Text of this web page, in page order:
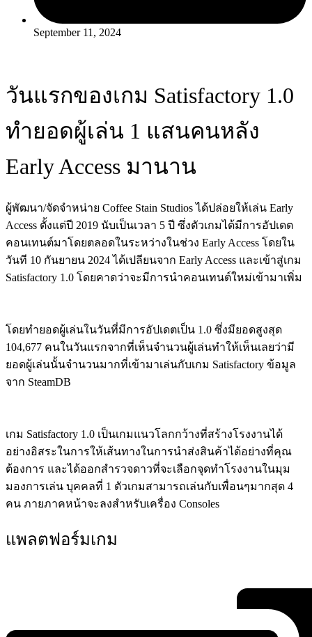
September 11, 2024
วันแรกของเกม Satisfactory 1.0
ทำยอดผู้เล่น 1 แสนคนหลัง
Early Access มานาน
ผู้พัฒนา/จัดจำหน่าย Coffee Stain Studios ได้ปล่อยให้เล่น Early
Access ตั้งแต่ปี 2019 นับเป็นเวลา 5 ปี ซึ่งตัวเกมได้มีการอัปเดต
คอนเทนต์มาโดยตลอดในระหว่างในช่วง Early Access โดยใน
วันที 10 กันยายน 2024 ได้เปลียนจาก Early Access และเข้าสู่เกม
Satisfactory 1.0 โดยคาดว่าจะมีการนำคอนเทนต์ใหม่เข้ามาเพิ่ม
โดยทำยอดผู้เล่นในวันที่มีการอัปเดตเป็น 1.0 ซึ่งมียอดสูงสุด
104,677 คนในวันแรกจากที่เห็นจำนวนผู้เล่นทำให้เห็นเลยว่ามี
ยอดผู้เล่นนั้นจำนวนมากที่เข้ามาเล่นกับเกม Satisfactory ข้อมูล
จาก SteamDB
เกม Satisfactory 1.0 เป็นเกมแนวโลกกว้างที่สร้างโรงงานได้
อย่างอิสระในการให้เส้นทางในการนำส่งสินค้าได้อย่างที่คุณ
ต้องการ และได้ออกสำรวจดาวที่จะเลือกจุดทำโรงงานในมุม
มองการเล่น บุคคลที่ 1 ตัวเกมสามารถเล่นกับเพื่อนๆมากสุด 4
คน ภายภาคหน้าจะลงสำหรับเครื่อง Consoles
แพลตฟอร์มเกม